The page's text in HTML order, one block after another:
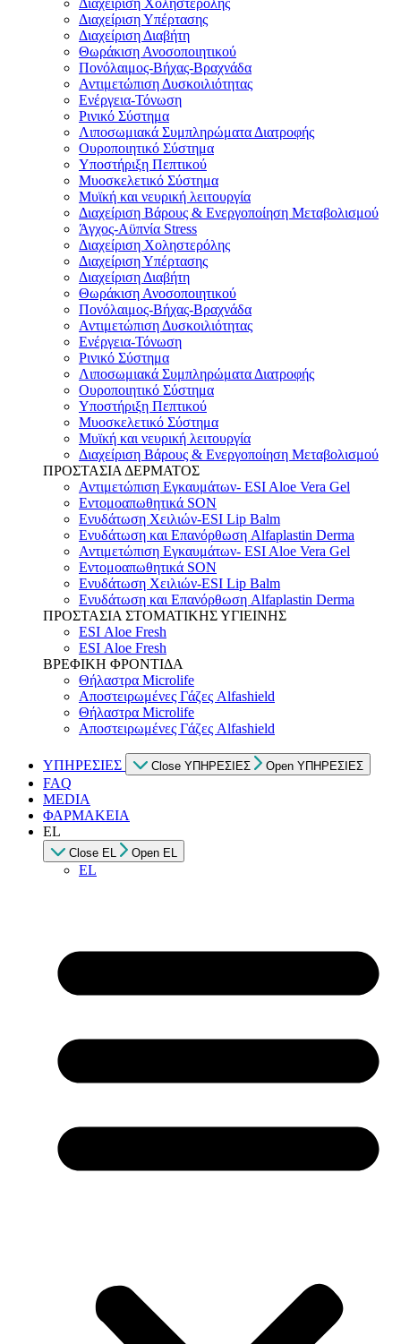
Διαχείριση Υπέρτασης
Διαχείριση Διαβήτη
Θωράκιση Ανοσοποιητικού
Πονόλαιμος-Βήχας-Βραχνάδα
Αντιμετώπιση Δυσκοιλιότητας
Eνέργεια-Τόνωση
Ρινικό Σύστημα
Λιποσωμιακά Συμπληρώματα Διατροφής
Ουροποιητικό Σύστημα
Υποστήριξη Πεπτικού
Μυοσκελετικό Σύστημα
Μυϊκή και νευρική λειτουργία
Διαχείριση Βάρους & Ενεργοποίηση Μεταβολισμού
Άγχος-Αϋπνία Stress
Διαχείριση Χοληστερόλης
Διαχείριση Υπέρτασης
Διαχείριση Διαβήτη
Θωράκιση Ανοσοποιητικού
Πονόλαιμος-Βήχας-Βραχνάδα
Αντιμετώπιση Δυσκοιλιότητας
Eνέργεια-Τόνωση
Ρινικό Σύστημα
Λιποσωμιακά Συμπληρώματα Διατροφής
Ουροποιητικό Σύστημα
Υποστήριξη Πεπτικού
Μυοσκελετικό Σύστημα
Μυϊκή και νευρική λειτουργία
Διαχείριση Βάρους & Ενεργοποίηση Μεταβολισμού
ΠΡΟΣΤΑΣΙΑ ΔΕΡΜΑΤΟΣ
Αντιμετώπιση Εγκαυμάτων- ESI Aloe Vera Gel
Εντομοαπωθητικά SON
Ενυδάτωση Χειλιών-ESI Lip Balm
Ενυδάτωση και Επανόρθωση Alfaplastin Derma
Αντιμετώπιση Εγκαυμάτων- ESI Aloe Vera Gel
Εντομοαπωθητικά SON
Ενυδάτωση Χειλιών-ESI Lip Balm
Ενυδάτωση και Επανόρθωση Alfaplastin Derma
ΠΡΟΣΤΑΣΙΑ ΣΤΟΜΑΤΙΚΗΣ ΥΓΙΕΙΝΗΣ
ESI Αloe Fresh
ESI Αloe Fresh
ΒΡΕΦΙΚΗ ΦΡΟΝΤΙΔΑ
Θήλαστρα Microlife
Αποστειρωμένες Γάζες Alfashield
Θήλαστρα Microlife
Αποστειρωμένες Γάζες Alfashield
ΥΠΗΡΕΣΙΕΣ Close ΥΠΗΡΕΣΙΕΣ Open ΥΠΗΡΕΣΙΕΣ
FAQ
MEDIA
ΦΑΡΜΑΚΕΙΑ
EL
Close EL Open EL
EL